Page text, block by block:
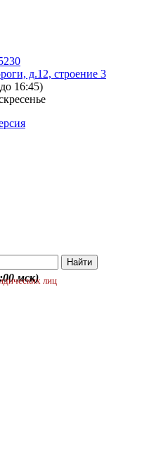
д.12, строение 3
16:45)
мск) лиц